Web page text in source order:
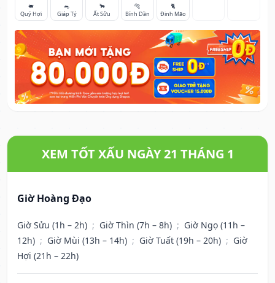
🐖
Quý Hợi
🐀
Giáp Tý
🐂
Ất Sửu
🐅
Bính Dần
🐈
Đinh Mão
XEM TỐT XẤU NGÀY 21 THÁNG 1
Giờ Hoàng Đạo
Giờ Sửu (1h – 2h) ; Giờ Thìn (7h – 8h) ; Giờ Ngọ (11h –
12h) ; Giờ Mùi (13h – 14h) ; Giờ Tuất (19h – 20h) ; Giờ
Hợi (21h – 22h)